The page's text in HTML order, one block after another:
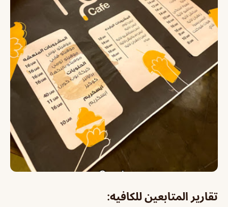
تقارير المتابعين للكافيه: